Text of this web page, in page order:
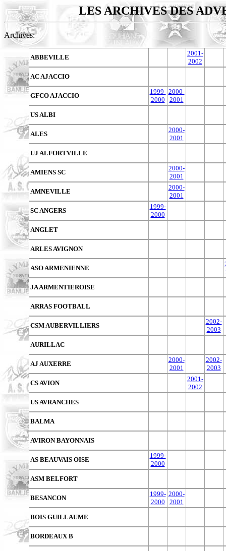
LES ARCHIVES DES
Archives:
ABBEVILLE
2001-
2002
AC AJACCIO
GFCO AJACCIO
1999-
2000
2000-
2001
US ALBI
ALES
2000-
2001
UJ ALFORTVILLE
AMIENS SC
2000-
2001
AMNEVILLE
2000-
2001
SC ANGERS
1999-
2000
ANGLET
ARLES AVIGNON
ASO ARMENIENNE
JA ARMENTIEROISE
ARRAS FOOTBALL
CSM AUBERVILLIERS
2002-
2003
AURILLAC
AJ AUXERRE
2000-
2001
2002-
2003
CS AVION
2001-
2002
US AVRANCHES
BALMA
AVIRON BAYONNAIS
AS BEAUVAIS OISE
1999-
2000
ASM BELFORT
BESANCON
1999-
2000
2000-
2001
BOIS GUILLAUME
BORDEAUX B